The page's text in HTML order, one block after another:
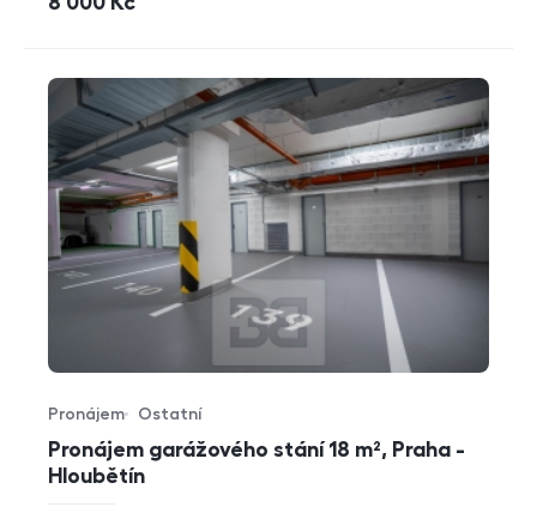
Pronájem garážového stání 18 m², Praha -
Hloubětín
Typ nabídky
Pronájem
Typ nemovitosti
Ostatní